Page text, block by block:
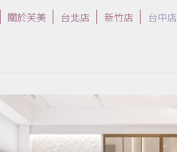
關於芙美 台北店 新竹店 台中店